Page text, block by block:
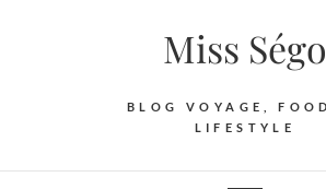
Miss Ségo
BLOG VOYAGE,
LIFESTYLE